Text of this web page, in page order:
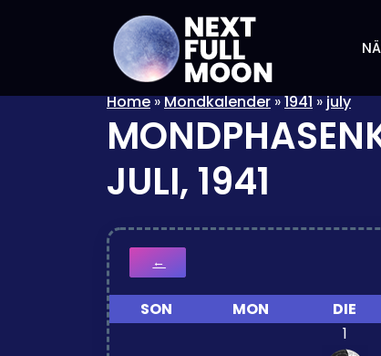
Home»Mondkalender»1941»july
JULI, 1941
←
SON MON DIE
1